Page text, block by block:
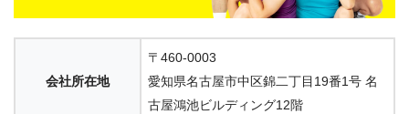
会社所在地
〒460-0003
愛知県名古屋市中区錦二丁目19番1号 名
古屋鴻池ビルディング12階